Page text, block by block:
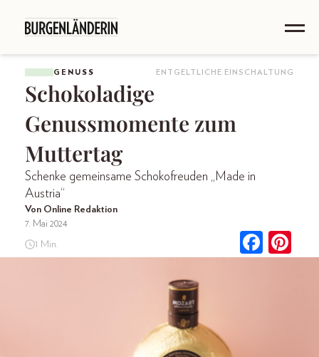
GENUSS ENTGELTLICHE EINSCHALTUNG
Schokoladige
Genussmomente zum
Muttertag
Schenke gemeinsame Schokofreuden „Made in
Austria“
Von Online Redaktion
7. Mai 2024
1 Min.